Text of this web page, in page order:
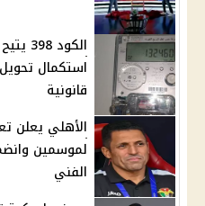
استكمال
قانونية
الأهلي يعلن
لموسمين
الفني